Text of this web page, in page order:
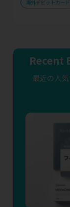
海外デビットカード
Recent
最近の人